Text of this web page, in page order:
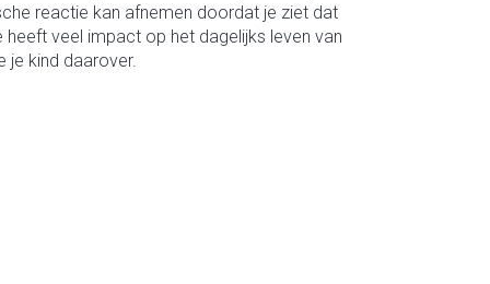
reactie kan afnemen doordat je ziet dat
veel impact op het dagelijks leven van
je kind daarover.